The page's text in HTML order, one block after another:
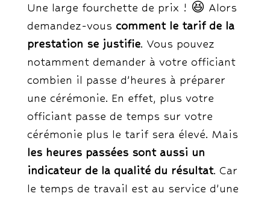
Une large fourchette de prix ! 😆 Alors
demandez-vous comment le tarif de la
prestation se justifie. Vous pouvez
notamment demander à votre officiant
combien il passe d’heures à préparer
une cérémonie. En effet, plus votre
officiant passe de temps sur votre
cérémonie plus le tarif sera élevé. Mais
les heures passées sont aussi un
indicateur de la qualité du résultat. Car
le temps de travail est au service d’une